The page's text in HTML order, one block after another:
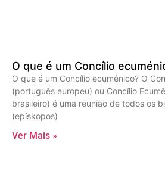
O que é um Concílio
O que é um Concílio ecuménico? O
(português europeu) ou Concílio
brasileiro) é uma reunião de todos os
(epískopos)
Ver Mais »